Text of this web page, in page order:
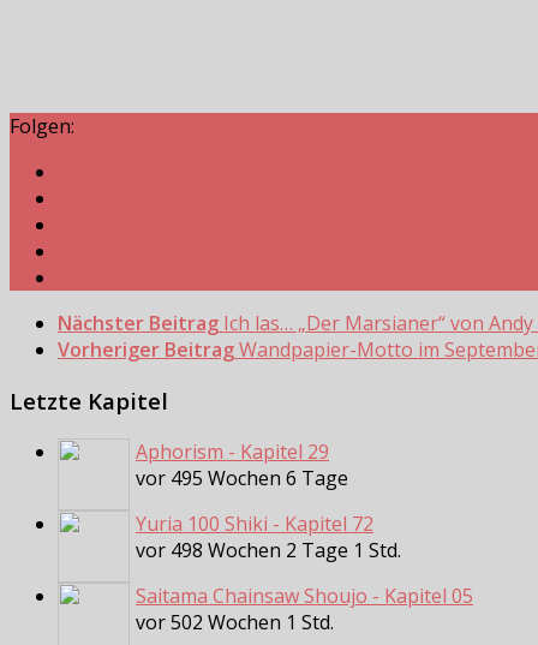
Folgen:
Nächster Beitrag Ich las… „Der Marsianer“ von
Vorheriger BeitragWandpapier-Motto im
Letzte Kapitel
Aphorism - Kapitel 29
vor 495 Wochen 6 Tage
Yuria 100 Shiki - Kapitel 72
vor 498 Wochen 2 Tage 1 Std.
Saitama Chainsaw Shoujo - Kapitel 05
vor 502 Wochen 1 Std.